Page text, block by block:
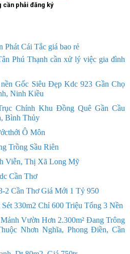
cần phải đăng ký
Phát Cái Tắc giá bao rẻ
Phú Thạnh cần xử lý việc gia đình
Gốc Siêu Đẹp Kdc 923 Gần Chọ
Ninh Kiều
Chính Khu Đồng Quê Gần Cầu
Bình Thủy
Ô Môn
Trồng Sầu Riên
Viễn, Thị Xã Long Mỹ
Cần Thơ
2 Cần Thơ Giá Mới 1 Tỷ 950
330m2 Chỉ 600 Triệu Tổng 3 Nền
Vườn Hơn 2.300m² Đang Trông
Nhơn Nghĩa, Phong Điền, Cần